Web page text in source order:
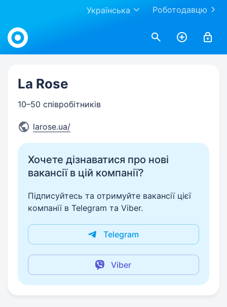
Роботодавцю
Українська
Work.ua
La Rose
10–50 співробітників
larose.ua/
Хочете дізнаватися про нові
вакансії в цій компанії?
Підписуйтесь та отримуйте вакансії цієї
компанії в Telegram та Viber.
Telegram
Viber